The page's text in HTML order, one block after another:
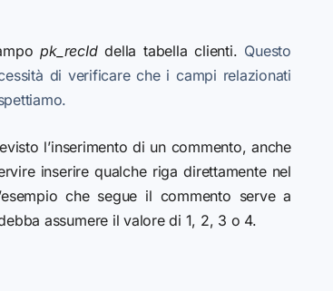
pk_recIddella tabella clienti. Questo
di verificare che i campi relazionati
l’inserimento di un commento, anche
inserire qualche riga direttamente nel
che segue il commento serve a
assumere il valore di 1, 2, 3 o 4.